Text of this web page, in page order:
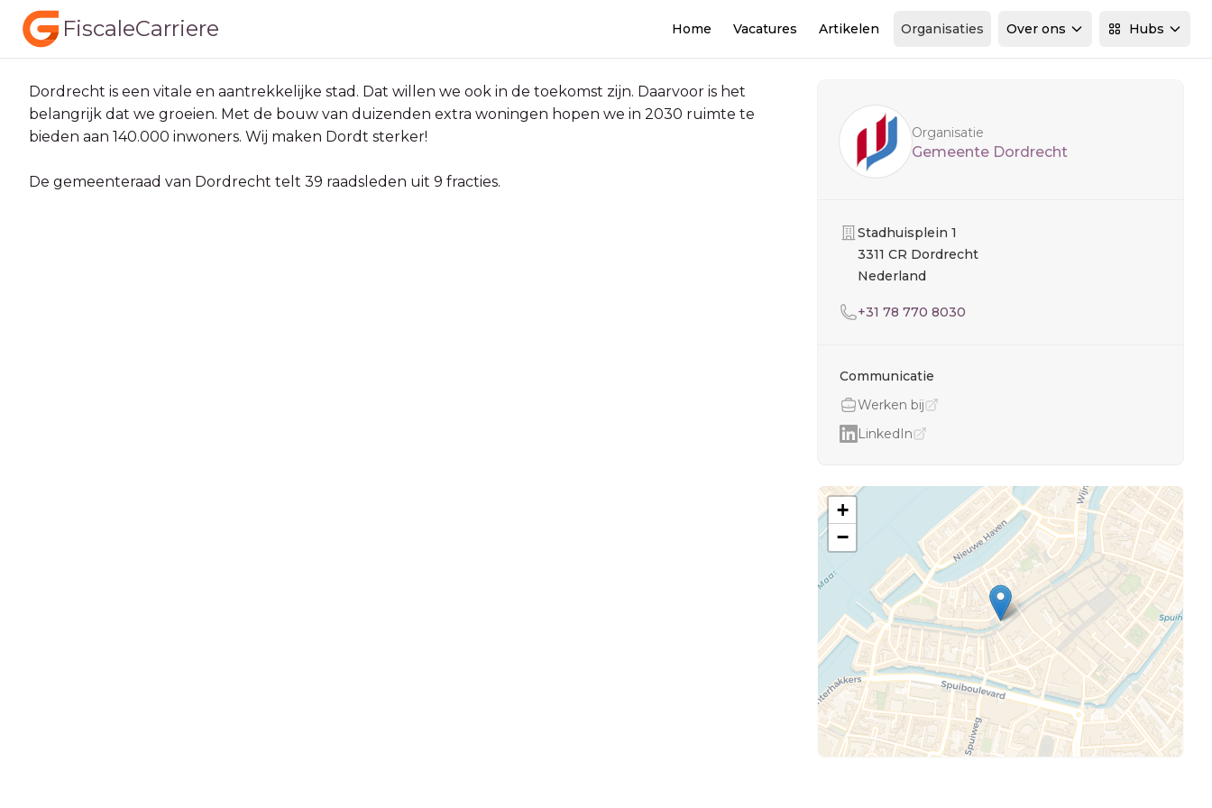
FiscaleCarriere Home Vacatures Artikelen Organisaties Over ons Hubs
Dordrecht is een vitale en aantrekkelijke stad. Dat willen we ook in de toekomst zijn. Daarvoor is het
belangrijk dat we groeien. Met de bouw van duizenden extra woningen hopen we in 2030 ruimte te
bieden aan 140.000 inwoners. Wij maken Dordt sterker!
De gemeenteraad van Dordrecht telt 39 raadsleden uit 9 fracties.
Organisatie
Gemeente Dordrecht
Organisatie
Stadhuisplein 1
3311 CR Dordrecht
Nederland
Telefoon
+31 78 770 8030
Communicatie
Werken bij
LinkedIn
+
−